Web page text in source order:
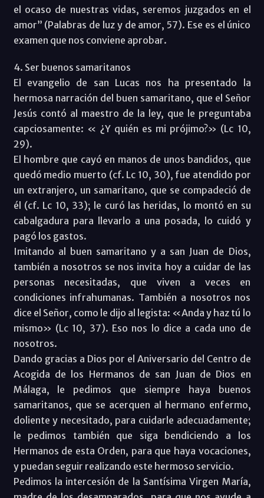
el ocaso de nuestras vidas, seremos juzgados en el
amor” (Palabras de luz y de amor, 57). Ese es el único
examen que nos conviene aprobar.
4. Ser buenos samaritanos
El evangelio de san Lucas nos ha presentado la
hermosa narración del buen samaritano, que el Señor
Jesús contó al maestro de la ley, que le preguntaba
capciosamente: « ¿Y quién es mi prójimo?» (Lc 10,
29).
El hombre que cayó en manos de unos bandidos, que
quedó medio muerto (cf. Lc 10, 30), fue atendido por
un extranjero, un samaritano, que se compadeció de
él (cf. Lc 10, 33); le curó las heridas, lo montó en su
cabalgadura para llevarlo a una posada, lo cuidó y
pagó los gastos.
Imitando al buen samaritano y a san Juan de Dios,
también a nosotros se nos invita hoy a cuidar de las
personas necesitadas, que viven a veces en
condiciones infrahumanas. También a nosotros nos
dice el Señor, como le dijo al legista: «Anda y haz tú lo
mismo» (Lc 10, 37). Eso nos lo dice a cada uno de
nosotros.
Dando gracias a Dios por el Aniversario del Centro de
Acogida de los Hermanos de san Juan de Dios en
Málaga, le pedimos que siempre haya buenos
samaritanos, que se acerquen al hermano enfermo,
doliente y necesitado, para cuidarle adecuadamente;
le pedimos también que siga bendiciendo a los
Hermanos de esta Orden, para que haya vocaciones,
y puedan seguir realizando este hermoso servicio.
Pedimos la intercesión de la Santísima Virgen María,